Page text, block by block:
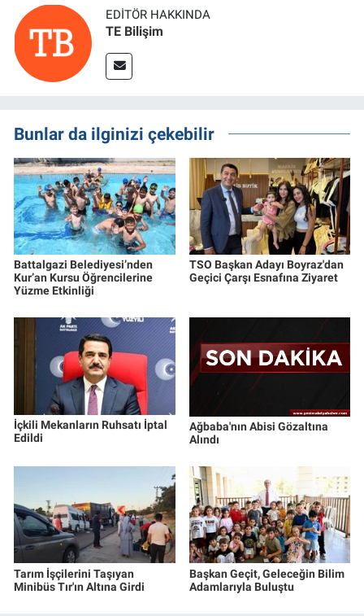
EDITÖR HAKKINDA
TE Bilişim
Bunlar da ilginizi çekebilir
Battalgazi Belediyesi’nden
Kur’an Kursu Öğrencilerine
Yüzme Etkinliği
TSO Başkan Adayı Boyraz'dan
Geçici Çarşı Esnafına Ziyaret
İçkili Mekanların Ruhsatı İptal
Edildi
Ağbaba'nın Abisi Gözaltına
Alındı
Tarım İşçilerini Taşıyan
Minibüs Tır'ın Altına Girdi
Başkan Geçit, Geleceğin Bilim
Adamlarıyla Buluştu